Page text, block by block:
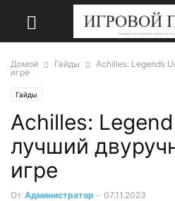
Домой Гайды
Achilles: Legends
игре
Гайды
Achilles:
лучший
игре
От Администратор - 07.11.2023